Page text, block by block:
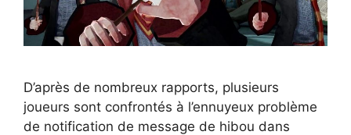
D’après de nombreux rapports, plusieurs
joueurs sont confrontés à l’ennuyeux problème
de notification de message de hibou dans